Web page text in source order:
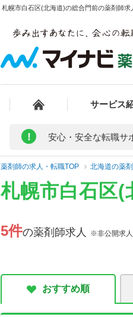
札幌市白石区(北海道)の総合門前の薬剤師
サービス
! 安心・安全な転職サ
薬剤師の求人・転職TOP 北海道の薬
札幌市白石区(
5件の薬剤師求人 ※非公開求人
おすすめ順